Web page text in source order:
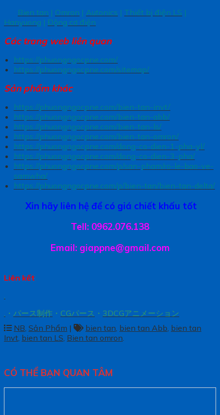
Bien tan | Omron | Autonics | Thiết bị điện LS |
Hanyuong | Động cơ điện
Các trang web liên quan
https://phuongngocpne.com/
https://phuongngocpne.com/sitemap/
Sản phẩm khác
https://phuongngocpne.com/bien-tan-invt/
https://phuongngocpne.com/bien-tan-abb/
https://phuongngocpne.com/bien-tan-ls/
https://phuongngocpne.com/bien-tan-omron/
https://phuongngocpne.com/dong-co-dien-1-pha-yl/
https://phuongngocpne.com/dong-co-dien-3-pha/
https://phuongngocpne.com/p/san-pham/ro-le-bao-ve-
samwha/
https://phuongngocpne.com/p/bien-tan/bien-tan-delta/
Xin hãy liên hệ để có giá chiết khấu tốt
Tell: 0962.076.138
Email: giappne@gmail.com
Liên kết
・ パース制作 ・ CGパース ・ 3DCGアニメーション
NB Sản Phẩm | bien tan bien tan Abb bien tan
Invt bien tan LS Bien tan omron
CÓ THỂ BẠN QUAN TÂM